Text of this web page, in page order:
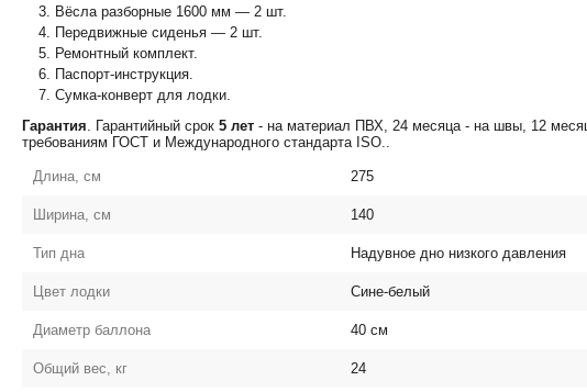
Вёсла разборные 1600 мм ― 2 шт.
Передвижные сиденья ― 2 шт.
Ремонтный комплект.
Паспорт-инструкция.
Сумка-конверт для лодки.
Гарантия. Гарантийный срок 5 лет - на материал ПВХ, 24 месяца - на швы, 12
требованиям ГОСТ и Международного стандарта ISO..
Длина, см 275
Ширина, см 140
Тип дна Надувное дно низкого давления
Цвет лодки Сине-белый
Диаметр баллона 40 см
Общий вес, кг 24